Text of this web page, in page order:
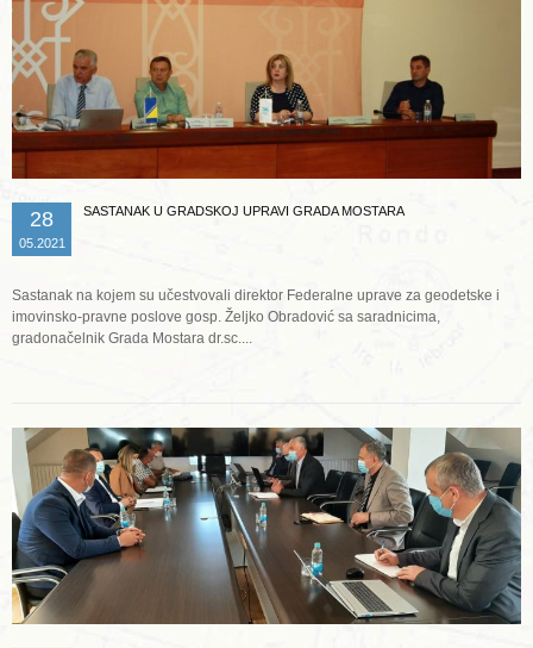
28
05.2021
SASTANAK U GRADSKOJ UPRAVI GRADA MOSTARA
Sastanak na kojem su učestvovali direktor Federalne uprave za geodetske i
imovinsko-pravne poslove gosp. Željko Obradović sa saradnicima,
gradonačelnik Grada Mostara dr.sc....Opširnije ...